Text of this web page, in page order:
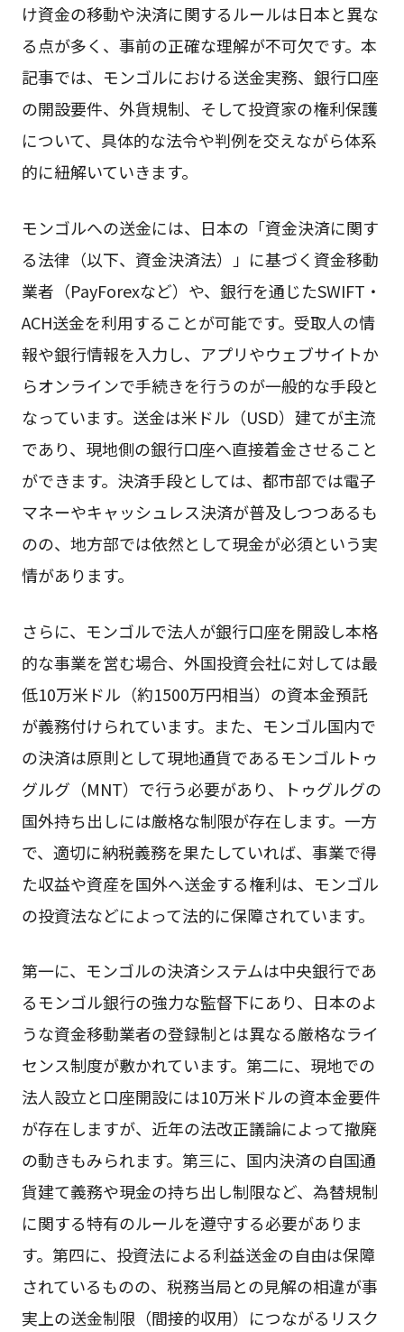
け資金の移動や決済に関するルールは日本と異な
る点が多く、事前の正確な理解が不可欠です。本
記事では、モンゴルにおける送金実務、銀行口座
の開設要件、外貨規制、そして投資家の権利保護
について、具体的な法令や判例を交えながら体系
的に紐解いていきます。
モンゴルへの送金には、日本の「資金決済に関す
る法律（以下、資金決済法）」に基づく資金移動
業者（PayForexなど）や、銀行を通じたSWIFT・
ACH送金を利用することが可能です。受取人の情
報や銀行情報を入力し、アプリやウェブサイトか
らオンラインで手続きを行うのが一般的な手段と
なっています。送金は米ドル（USD）建てが主流
であり、現地側の銀行口座へ直接着金させること
ができます。決済手段としては、都市部では電子
マネーやキャッシュレス決済が普及しつつあるも
のの、地方部では依然として現金が必須という実
情があります。
さらに、モンゴルで法人が銀行口座を開設し本格
的な事業を営む場合、外国投資会社に対しては最
低10万米ドル（約1500万円相当）の資本金預託
が義務付けられています。また、モンゴル国内で
の決済は原則として現地通貨であるモンゴルトゥ
グルグ（MNT）で行う必要があり、トゥグルグの
国外持ち出しには厳格な制限が存在します。一方
で、適切に納税義務を果たしていれば、事業で得
た収益や資産を国外へ送金する権利は、モンゴル
の投資法などによって法的に保障されています。
第一に、モンゴルの決済システムは中央銀行であ
るモンゴル銀行の強力な監督下にあり、日本のよ
うな資金移動業者の登録制とは異なる厳格なライ
センス制度が敷かれています。第二に、現地での
法人設立と口座開設には10万米ドルの資本金要件
が存在しますが、近年の法改正議論によって撤廃
の動きもみられます。第三に、国内決済の自国通
貨建て義務や現金の持ち出し制限など、為替規制
に関する特有のルールを遵守する必要がありま
す。第四に、投資法による利益送金の自由は保障
されているものの、税務当局との見解の相違が事
実上の送金制限（間接的収用）につながるリスク